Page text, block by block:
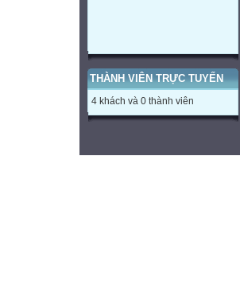
THÀNH VIÊN TRỰC TUYẾN
4 khách và 0 thành viên